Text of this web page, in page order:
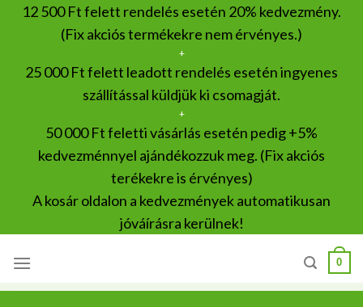
12 500 Ft felett rendelés esetén 20% kedvezmény.
(Fix akciós termékekre nem érvényes.)
+
25 000 Ft felett leadott rendelés esetén ingyenes
szállítással küldjük ki csomagját.
+
50 000 Ft feletti vásárlás esetén pedig +5%
kedvezménnyel ajándékozzuk meg. (Fix akciós
terékekre is érvényes)
A kosár oldalon a kedvezmények automatikusan
jóváírásra kerülnek!
0